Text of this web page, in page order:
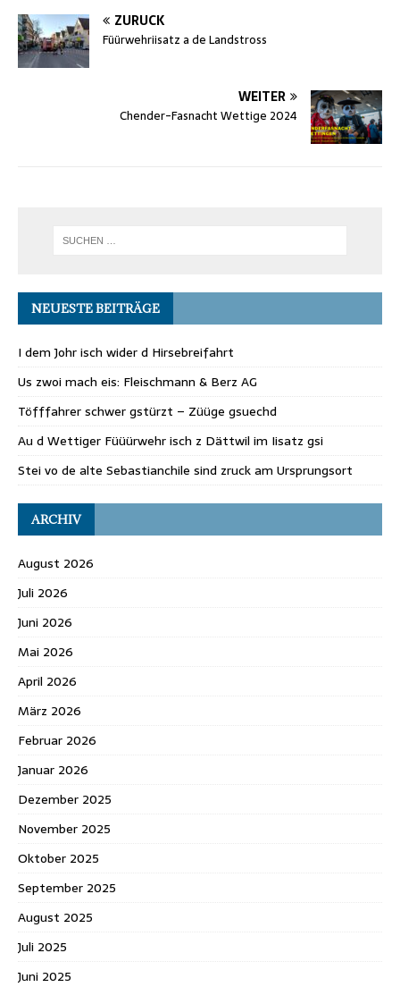
ZURÜCK
Füürwehriisatz a de Landstross
WEITER
Chender-Fasnacht Wettige 2024
NEUESTE BEITRÄGE
I dem Johr isch wider d Hirsebreifahrt
Us zwoi mach eis: Fleischmann & Berz AG
Töfffahrer schwer gstürzt – Züüge gsuechd
Au d Wettiger Füüürwehr isch z Dättwil im Iisatz gsi
Stei vo de alte Sebastianchile sind zruck am Ursprungsort
ARCHIV
August 2026
Juli 2026
Juni 2026
Mai 2026
April 2026
März 2026
Februar 2026
Januar 2026
Dezember 2025
November 2025
Oktober 2025
September 2025
August 2025
Juli 2025
Juni 2025